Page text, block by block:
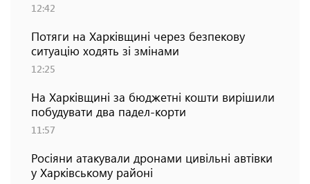
12:42
Потяги на Харківщині через безпекову
ситуацію ходять зі змінами
12:25
На Харківщині за бюджетні кошти вирішили
побудувати два падел-корти
11:57
Росіяни атакували дронами цивільні автівки
у Харківському районі